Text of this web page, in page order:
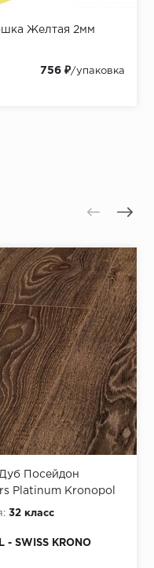
Желтая 2мм
756 ₽/упаковка
Посейдон
Platinum Kronopol
32 класс
- SWISS KRONO